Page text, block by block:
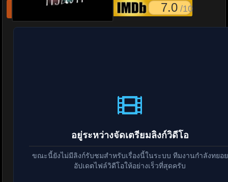
7.0 /10
อยู่ระหว่างจัดเตรียมลิงก์วิดีโอ
ขณะนี้ยังไม่มีลิงก์รับชมสำหรับเรื่องนี้ในระบบ ทีมงานกำลังทยอย
อัปเดตไฟล์วิดีโอให้อย่างเร็วที่สุดครับ